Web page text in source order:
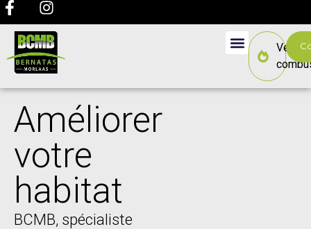
Vente
Améliorer
votre
habitat
BCMB, spécialiste